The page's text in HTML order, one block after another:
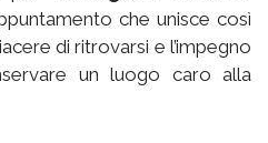
che unisce così
di ritrovarsi e l’impegno
un luogo caro alla